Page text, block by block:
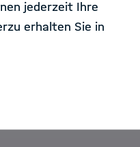
(HIDA) in
München -
jederzeit Ihre
erhalten Sie in